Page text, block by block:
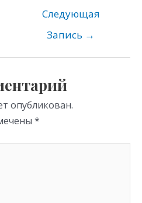
p
Следующая
Запись →
опубликован.
*